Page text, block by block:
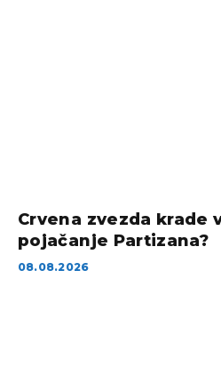
Crvena zvezda krade
pojačanje Partizana?
08.08.2026